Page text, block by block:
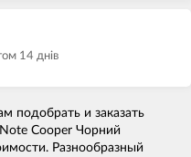
14 днів
подобрать и заказать
Cooper Чорний
Разнообразный